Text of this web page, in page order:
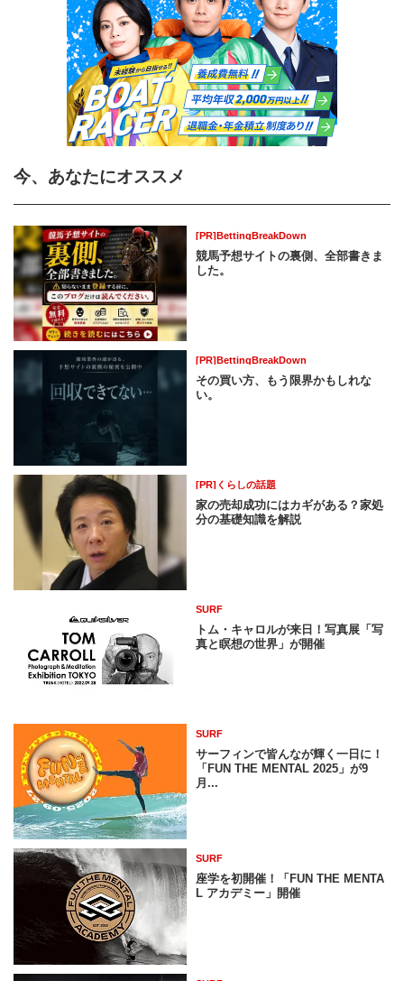
今、あなたにオススメ
[PR]BettingBreakDown
競馬予想サイトの裏側、全部書きま
した。
[PR]BettingBreakDown
その買い方、もう限界かもしれな
い。
[PR]くらしの話題
家の売却成功にはカギがある？家処
分の基礎知識を解説
SURF
トム・キャロルが来日！写真展「写
真と瞑想の世界」が開催
SURF
サーフィンで皆んなが輝く一日に！
「FUN THE MENTAL 2025」が9
月...
SURF
座学を初開催！「FUN THE MENTA
L アカデミー」開催